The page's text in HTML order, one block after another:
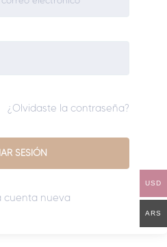
¿Olvidaste la contraseña?
cuenta nueva
USD
ARS